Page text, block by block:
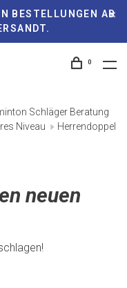
BESTELLUNGEN AB
0
Schläger Beratung
Niveau
Herrendoppel
neuen